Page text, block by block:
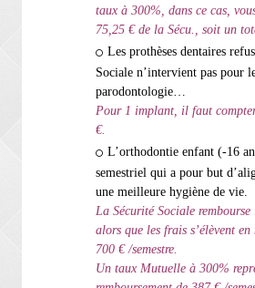
taux à 300%, dans ce cas,
75,25 € de la Sécu., soit un
Les prothèses dentaires
Sociale n’intervient pas pour
parodontologie…
Pour 1 implant, il faut
€.
L’orthodontie enfant (-16
semestriel qui a pour but
une meilleure hygiène de vie.
La Sécurité Sociale rembourse
alors que les frais s’élèvent
700 € /semestre.
Un taux Mutuelle à 300%